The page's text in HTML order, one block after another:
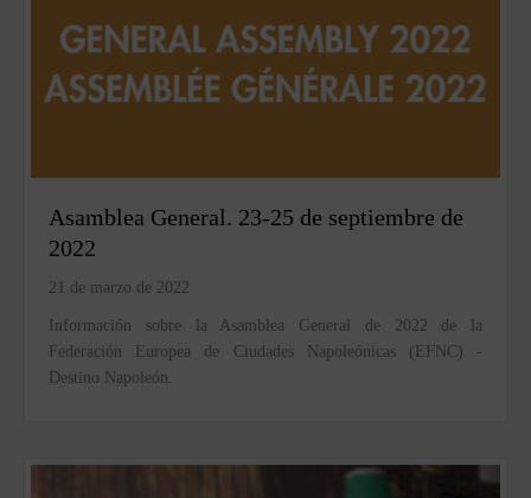
Asamblea General. 23-25 de septiembre de
2022
21 de marzo de 2022
Información sobre la Asamblea General de 2022 de la
Federación Europea de Ciudades Napoleónicas (EFNC) -
Destino Napoleón.